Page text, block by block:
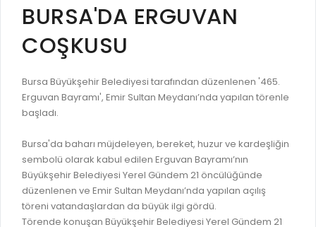
ŞİRKETLER VE KURULUŞLAR
ETİK KOMİSYONU
LOGOLAR AMBLEMLER
BİLGİ EDİNME
MECLİS
MECLİS ÜYELERİ
KOMİSYON ÜYELERİ
MECLİS KARARLARI
Görevleri
E-TEKLİF
BUSKİ E-ÖDEME
İLAN REKLAM E-BEYANNAME
BAŞVURU / KAYIT / SORGU
ORKESTRA KAYIT
SEYAHAT KARTI SORGULAMA
BURSA'YI KEŞFET
İLETİŞİM
BURSA'DA ERGUVAN
COŞKUSU
Bursa Büyükşehir Belediyesi tarafından düzenlenen '465.
Erguvan Bayramı', Emir Sultan Meydanı’nda yapılan törenle
başladı.
Bursa'da baharı müjdeleyen, bereket, huzur ve kardeşliğin
sembolü olarak kabul edilen Erguvan Bayramı’nın
Büyükşehir Belediyesi Yerel Gündem 21 öncülüğünde
düzenlenen ve Emir Sultan Meydanı’nda yapılan açılış
töreni vatandaşlardan da büyük ilgi gördü.
Törende konuşan Büyükşehir Belediyesi Yerel Gündem 21